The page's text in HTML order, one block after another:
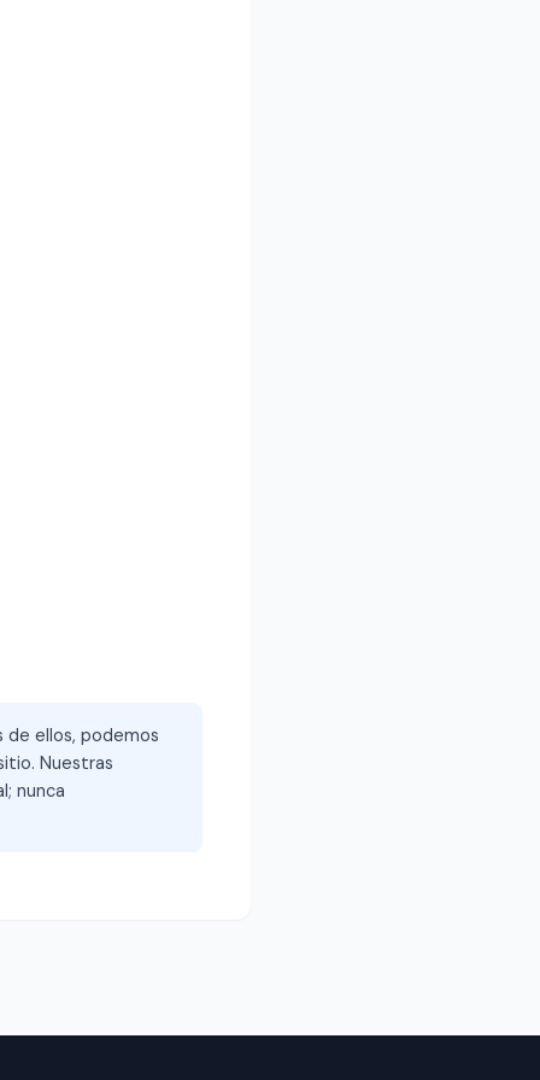
de ellos, podemos
Nuestras
nunca